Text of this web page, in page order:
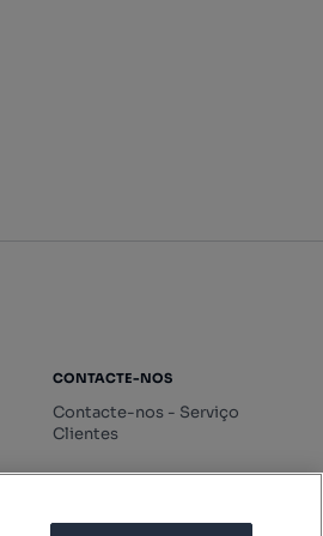
CONTACTE-NOS
Contacte-nos - Serviço
Clientes